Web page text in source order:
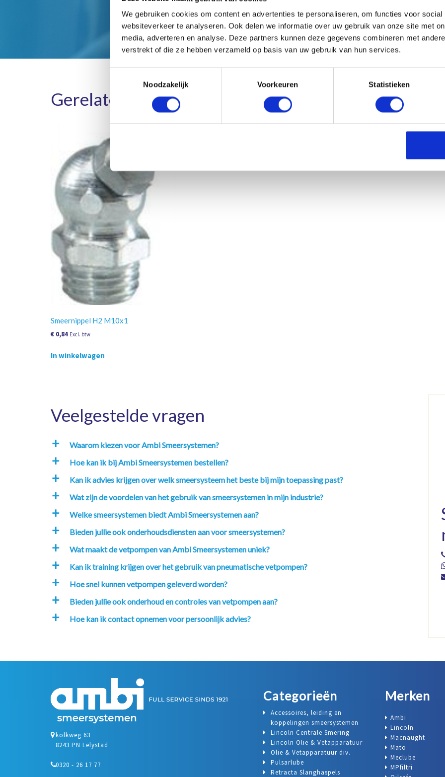
We gebruiken cookies om content en advertenties te personaliseren, om functies voor
websiteverkeer te analyseren. Ook delen we informatie over uw gebruik van onze site met
media, adverteren en analyse. Deze partners kunnen deze gegevens combineren met
verstrekt of die ze hebben verzameld op basis van uw gebruik van hun services.
Noodzakelijk
Voorkeuren Statistieken
Gerelateerde producten
Smeernippel H2 M10x1
€ 0,84 Excl. btw
In winkelwagen
Veelgestelde vragen
a Waarom kiezen voor Ambi Smeersystemen?
a Hoe kan ik bij Ambi Smeersystemen bestellen?
a Kan ik advies krijgen over welk smeersysteem het beste bij mijn toepassing past?
a Wat zijn de voordelen van het gebruik van smeersystemen in mijn industrie?
a Welke smeersystemen biedt Ambi Smeersystemen aan?
a Bieden jullie ook onderhoudsdiensten aan voor smeersystemen?
a Wat maakt de vetpompen van Ambi Smeersystemen uniek?
a Kan ik training krijgen over het gebruik van pneumatische vetpompen?
a Hoe snel kunnen vetpompen geleverd worden?
a Bieden jullie ook onderhoud en controles van vetpompen aan?
a Hoe kan ik contact opnemen voor persoonlijk advies?
kolkweg 63
8243 PN Lelystad
0320 - 26 17 77
Categorieën
Accessoires, leiding en
koppelingen smeersystemen
Lincoln Centrale Smering
Lincoln Olie & Vetapparatuur
Olie & Vetapparatuur div.
Pulsarlube
Retracta Slanghaspels
Merken
Ambi
Lincoln
Macnaught
Mato
Meclube
MPfiltri